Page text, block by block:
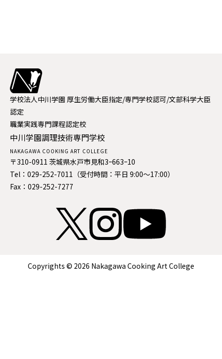
学校法人中川学園 厚生労働大臣指定/専門学校認可/文部科学大臣
認定
職業実践専門課程認定校
中川学園調理技術専門学校
NAKAGAWA COOKING ART COLLEGE
〒310-0911 茨城県水戸市見和3ｰ663ｰ10
Tel：029-252-7011（受付時間：平日 9:00〜17:00）
Fax：029-252-7277
Copyrights © 2026 Nakagawa Cooking Art College